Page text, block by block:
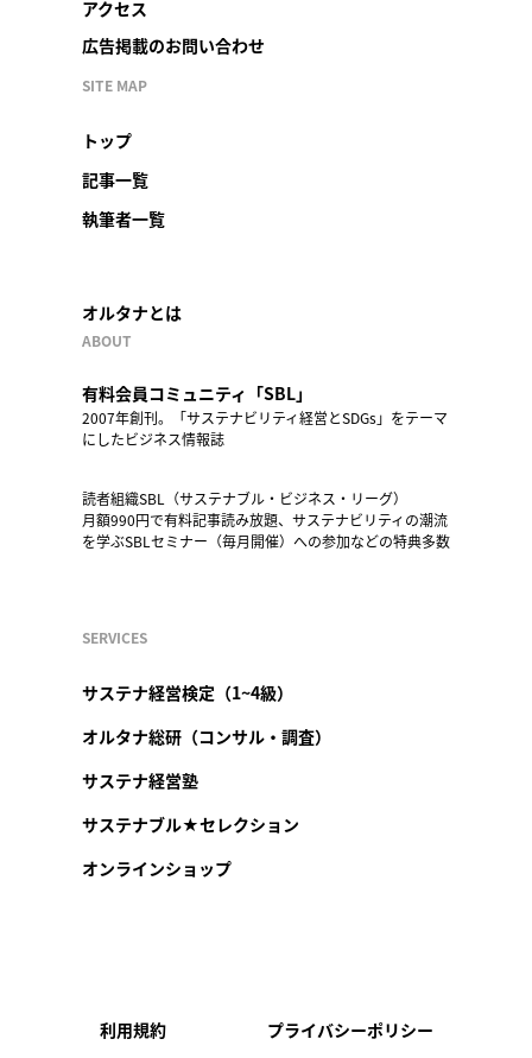
アクセス
広告掲載のお問い合わせ
SITE MAP
トップ
記事一覧
執筆者一覧
オルタナとは
ABOUT
有料会員コミュニティ「SBL」
2007年創刊。「サステナビリティ経営とSDGs」をテーマ
にしたビジネス情報誌
読者組織SBL（サステナブル・ビジネス・リーグ）
月額990円で有料記事読み放題、サステナビリティの潮流
を学ぶSBLセミナー（毎月開催）への参加などの特典多数
SERVICES
サステナ経営検定（1~4級）
オルタナ総研（コンサル・調査）
サステナ経営塾
サステナブル★セレクション
オンラインショップ
利用規約 プライバシーポリシー